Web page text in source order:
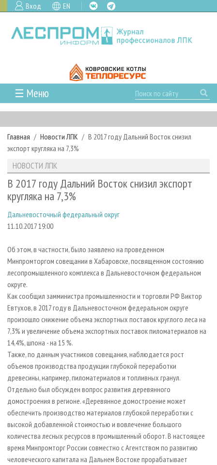
Вход EN
☰ Меню
ГЛАВНАЯ
РУБРИКИ И ТЕМЫ
РУБРИКИ ЖУРНАЛА
ЛЕСОЗАГОТОВКА
ЛЕСОПИЛЕНИЕ
СУШКА ДРЕВЕСИНЫ
ДЕРЕВЯННОЕ ДОМОСТРОЕНИЕ
ПРОИЗВОДСТВО МЕБЕЛИ
БИОЭНЕРГЕТИКА
ЦБП
ИНСТРУМЕНТ И МАТЕРИАЛЫ
НОВОСТИ
НОВОСТИ ЛПК
НОВОСТИ ЖУРНАЛА
ПРОЕКТЫ ЛПИ
АНАЛИТИКА
ПРЕДПРИЯТИЯ ЛПК
ПЕРСОНЫ
ОФИЦИАЛЬНЫЕ ДЕЛЕГАЦИИ
ПРИОРИТЕТНЫЕ ИНВЕСТПРОЕКТЫ
RUSSIAN FORESTRY REVIEW
ГАЗЕТА ЛЕСПРОМФОРУМ
БИБЛИОТЕКА СПЕЦИАЛИСТА
АРХИВ
АРХИВ ЖУРНАЛОВ
О ЖУРНАЛЕ
КОНТАКТЫ
РЕКЛАМОДАТЕЛЯМ
РЕКЛАМА
Главная Новости ЛПК
В 2017 году Дальний Восток снизил
экспорт кругляка на 7,3%
НОВОСТИ ЛПК
В 2017 году Дальний Восток снизил экспорт
кругляка на 7,3%
Дальневосточный федеральный округ
11.10.2017 19:00
Об этом, в частности, было заявлено на проведенном
Минпромторгом совещании в Хабаровске, посвященном состоянию
лесопромышленного комплекса в Дальневосточном федеральном
округе.
Как сообщил замминистра промышленности и торговли РФ Виктор
Евтухов, в 2017 году в Дальневосточном федеральном округе
произошло снижение объема экспортных поставок круглого леса на
7,3% и увеличение объема экспортных поставок пиломатериалов на
14,4%, шпона - на 15 %.
Также, по данным участников совещания, наблюдается рост
объемов производства продукции глубокой переработки
древесины, например, пиломатериалов и топливных гранул.
Отдельно был обсужден вопрос развития деревянного
домостроения в регионе. «Деревянное домостроение может
обеспечить производство материалов глубокой переработки с
высокой добавленной стоимостью и вовлечение большого
количества лесных ресурсов в промышленный оборот. В настоящее
время Минпромторг России совместно с Агентством по развитию
человеческого капитала на Дальнем Востоке прорабатывает